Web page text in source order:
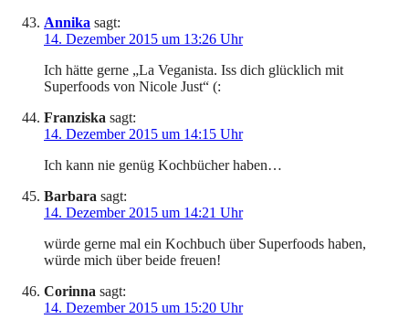
Annika sagt:
14. Dezember 2015 um 13:26 Uhr
Ich hätte gerne „La Veganista. Iss dich glücklich mit
Superfoods von Nicole Just“ (:
Franziska sagt:
14. Dezember 2015 um 14:15 Uhr
Ich kann nie genüg Kochbücher haben…
Barbara sagt:
14. Dezember 2015 um 14:21 Uhr
würde gerne mal ein Kochbuch über Superfoods haben,
würde mich über beide freuen!
Corinna sagt:
14. Dezember 2015 um 15:20 Uhr